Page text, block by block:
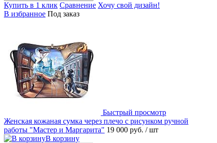
Купить в 1 клик Сравнение Хочу свой дизайн!
В избранное Под заказ
Быстрый просмотр
Женская кожаная сумка через плечо с рисунком ручной
работы "Мастер и Маргарита" 19 000 руб. / шт
В корзину